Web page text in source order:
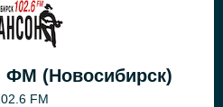
(Новосибирск)
FM